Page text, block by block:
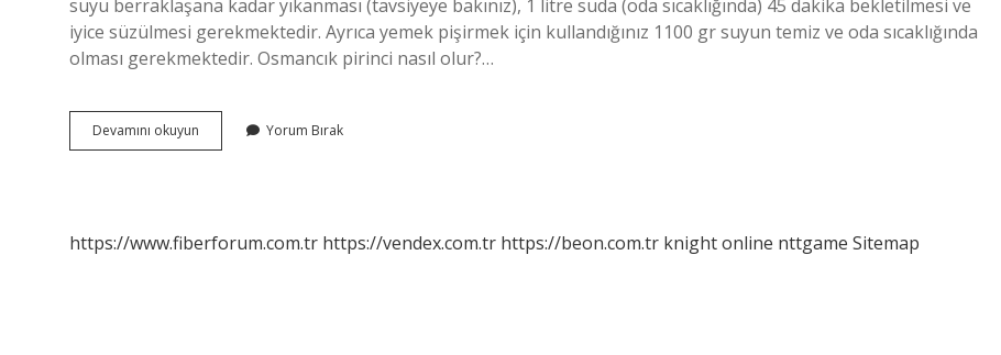
suyu berraklaşana kadar yıkanması (tavsiyeye bakınız), 1 litre suda (oda sıcaklığında) 45 dakika bekletilmesi ve
iyice süzülmesi gerekmektedir. Ayrıca yemek pişirmek için kullandığınız 1100 gr suyun temiz ve oda sıcaklığında
olması gerekmektedir. Osmancık pirinci nasıl olur?…
Devamını okuyun
Su
Kadar
Yorum Bırak
https://www.fiberforum.com.tr https://vendex.com.tr https://beon.com.tr knight online nttgame Sitemap